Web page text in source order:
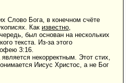
Слово Бога, в конечном счёте
Как известно,
был основан на нескольких
текста. Из-за этого
3:16.
некорректным. Этот стих,
Иисус Христос, а не Бог